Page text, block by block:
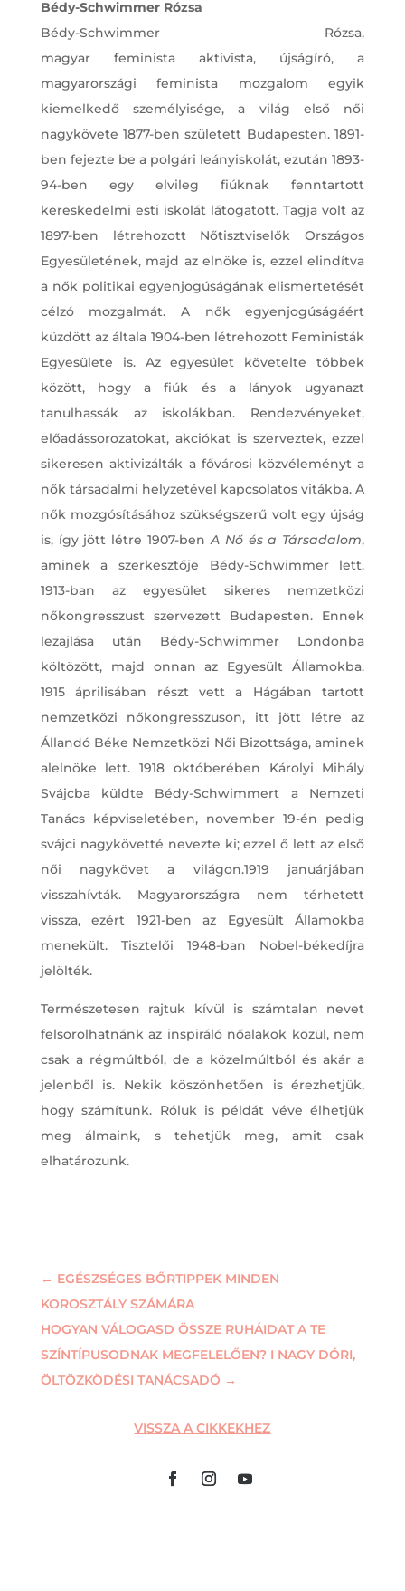
Bédy-Schwimmer Rózsa
Bédy-Schwimmer Rózsa,
magyar feminista aktivista, újságíró, a
magyarországi feminista mozgalom egyik
kiemelkedő személyisége, a világ első női
nagykövete 1877-ben született Budapesten. 1891-
ben fejezte be a polgári leányiskolát, ezután 1893-
94-ben egy elvileg fiúknak fenntartott
kereskedelmi esti iskolát látogatott. Tagja volt az
1897-ben létrehozott Nőtisztviselők Országos
Egyesületének, majd az elnöke is, ezzel elindítva
a nők politikai egyenjogúságának elismertetését
célzó mozgalmát. A nők egyenjogúságáért
küzdött az általa 1904-ben létrehozott Feministák
Egyesülete is. Az egyesület követelte többek
között, hogy a fiúk és a lányok ugyanazt
tanulhassák az iskolákban. Rendezvényeket,
előadássorozatokat, akciókat is szerveztek, ezzel
sikeresen aktivizálták a fővárosi közvéleményt a
nők társadalmi helyzetével kapcsolatos vitákba. A
nők mozgósításához szükségszerű volt egy újság
is, így jött létre 1907-benA Nő és a Társadalom,
aminek a szerkesztője Bédy-Schwimmer lett.
1913-ban az egyesület sikeres nemzetközi
nőkongresszust szervezett Budapesten. Ennek
lezajlása után Bédy-Schwimmer Londonba
költözött, majd onnan az Egyesült Államokba.
1915 áprilisában részt vett a Hágában tartott
nemzetközi nőkongresszuson, itt jött létre az
Állandó Béke Nemzetközi Női Bizottsága, aminek
alelnöke lett. 1918 októberében Károlyi Mihály
Svájcba küldte Bédy-Schwimmert a Nemzeti
Tanács képviseletében, november 19-én pedig
svájci nagykövetté nevezte ki; ezzel ő lett az első
női nagykövet a világon.1919 januárjában
visszahívták. Magyarországra nem térhetett
vissza, ezért 1921-ben az Egyesült Államokba
menekült. Tisztelői 1948-ban Nobel-békedíjra
jelölték.
Természetesen rajtuk kívül is számtalan nevet
felsorolhatnánk az inspiráló nőalakok közül, nem
csak a régmúltból, de a közelmúltból és akár a
jelenből is. Nekik köszönhetően is érezhetjük,
hogy számítunk. Róluk is példát véve élhetjük
meg álmaink, s tehetjük meg, amit csak
elhatározunk.
← EGÉSZSÉGES BŐRTIPPEK MINDEN
KOROSZTÁLY SZÁMÁRA
HOGYAN VÁLOGASD ÖSSZE RUHÁIDAT A TE
SZÍNTÍPUSODNAK MEGFELELŐEN? I NAGY DÓRI,
ÖLTÖZKÖDÉSI TANÁCSADÓ →
VISSZA A CIKKEKHEZ